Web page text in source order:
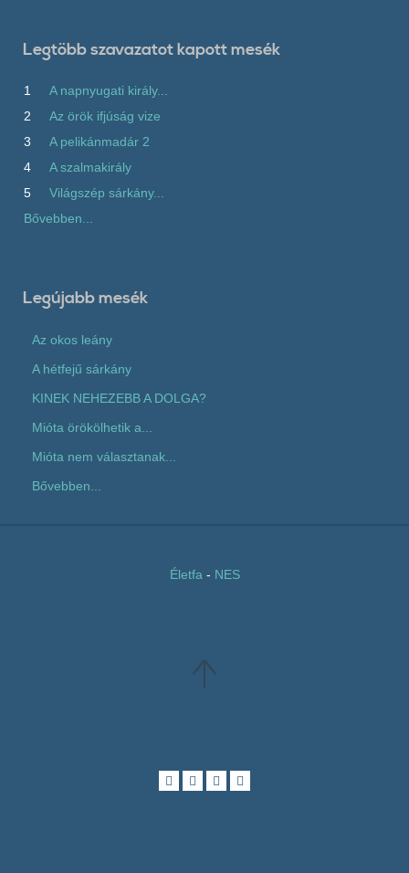
Legtöbb szavazatot kapott mesék
1
A napnyugati király...
2
Az örök ifjúság vize
3
A pelikánmadár 2
4
A szalmakirály
5
Világszép sárkány...
Bővebben...
Legújabb mesék
Az okos leány
A hétfejű sárkány
KINEK NEHEZEBB A DOLGA?
Mióta örökölhetik a...
Mióta nem választanak...
Bővebben...
Életfa - NES